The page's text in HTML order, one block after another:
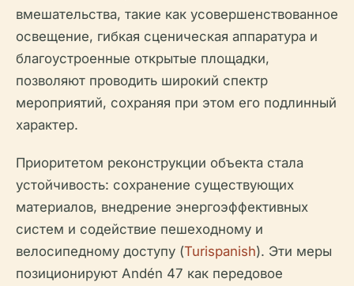
вмешательства, такие как усовершенствованное
освещение, гибкая сценическая аппаратура и
благоустроенные открытые площадки,
позволяют проводить широкий спектр
мероприятий, сохраняя при этом его подлинный
характер.
Приоритетом реконструкции объекта стала
устойчивость: сохранение существующих
материалов, внедрение энергоэффективных
систем и содействие пешеходному и
велосипедному доступу (Turispanish). Эти меры
позиционируют Andén 47 как передовое